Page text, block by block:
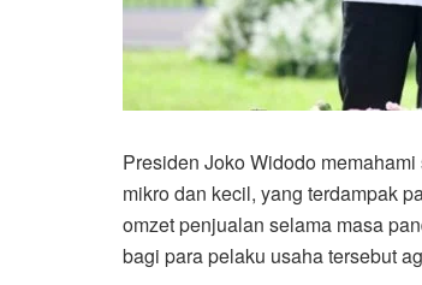
Presiden Joko Widodo
mikro dan kecil, yang terdampak
omzet penjualan selama masa
bagi para pelaku usaha tersebut